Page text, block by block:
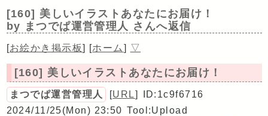
[160] 美しいイラストあなたにお届け！
by まつでぱ運営管理人 さんへ返信
[お絵かき掲示板] [ホーム ] ▽
[160] 美しいイラストあなたにお届け！
まつでぱ運営管理人 [URL]
ID:1c9f6716
2024/11/25(Mon) 23:50 Tool:Upload